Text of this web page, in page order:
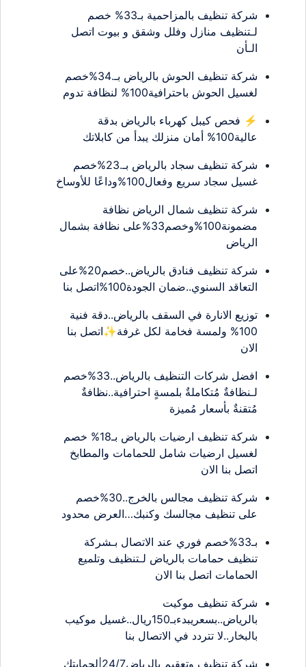
شركة تنظيف بالمزاحمية بـ33% خصم
لـتنظيف منازل وفلل وشقق و بيوت اتصل
الـأن
شركة تنظيف الحوش بالرياض بـ.34%خصم
لغسيل الحوش باحترافية100% لنظافة تدوم
⚡ فحص كيبل كهرباء بالرياض بدقة
عالية100% أمان منزلك يبدأ من كابلاتك
شركة تنظيف سجاد بالرياض بـ.23%خصم
غسيل سجاد سريع وفعال100%وداعًا للأوساخ
شركة تنظيف شمال الرياض نظافة
مضمونة100%وخصم33%على نظافة بشمال
الرياض
شركة تنظيف فنادق بالرياض..خصم20%على
التعاقد السنوي..ضمان الجودة100%اتصل بنا
توزيع الانارة في السقف بالرياض..دقة فنية
100% ولمسة فخامة لكل غرفة✨اتصل بنا
الان
افضل شركات التنظيف بالرياض..33%خصم
لـنظافةٌ مُتكاملةٌ بلمسةٍ احترافية..نظافةٌ
مُتقنةٌ بأسعار مُميزة
شركة تنظيف ارضيات بالرياض بـ18% خصم
لغسيل ارضيات شامل للحمامات والمطابخ
اتصل بنا الان
شركة تنظيف مجالس بالخرج..30%خصم
على تنظيف مجالسك وكنبك…العرض محدود
بـ33%خصم فوري عند الاتصال بـشركة
تنظيف حمامات بالرياض لـتنظيف وتلميع
الحمامات اتصل بنا الان
شركة تنظيف موكيت
بالرياض..بسعريبدءبـ150ريال..غسيل موكيب
بالبخار..لا تتردد في الاتصال بنا
شركة تنظيف وتعقيم بالرياض24/7|لحمايتك